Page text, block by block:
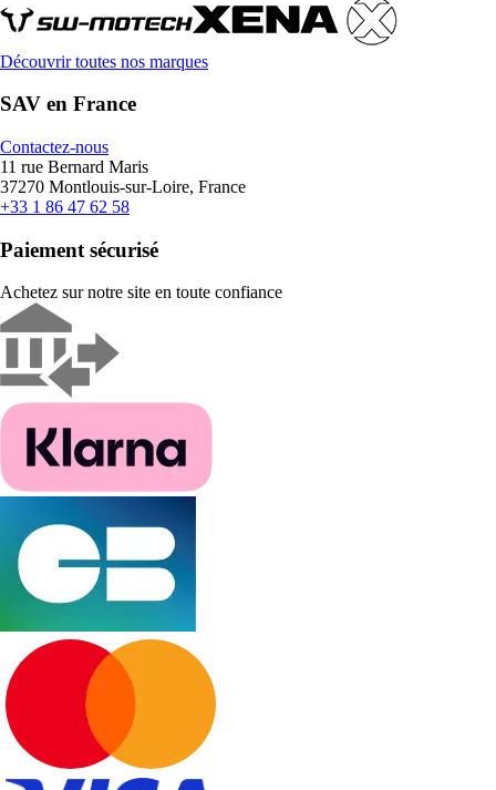
Découvrir toutes nos marques
SAV en France
Contactez-nous
11 rue Bernard Maris
37270 Montlouis-sur-Loire, France
+33 1 86 47 62 58
Paiement sécurisé
Achetez sur notre site en toute confiance